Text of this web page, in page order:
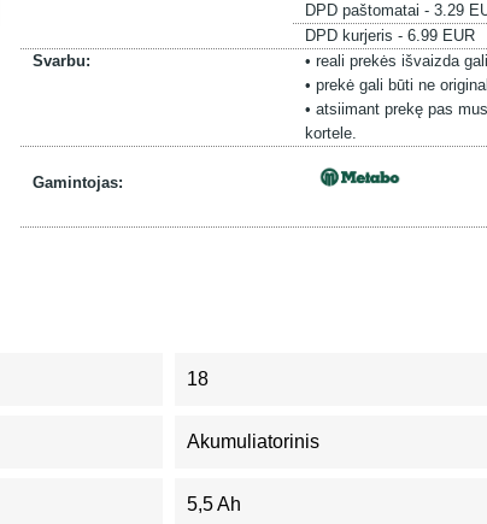
DPD paštomatai - 3.29
DPD kurjeris - 6.99 EUR
Svarbu:
• reali prekės išvaizda
• prekė gali būti ne
• atsiimant prekę pas
kortele.
Gamintojas:
18
Akumuliatorinis
5,5 Ah